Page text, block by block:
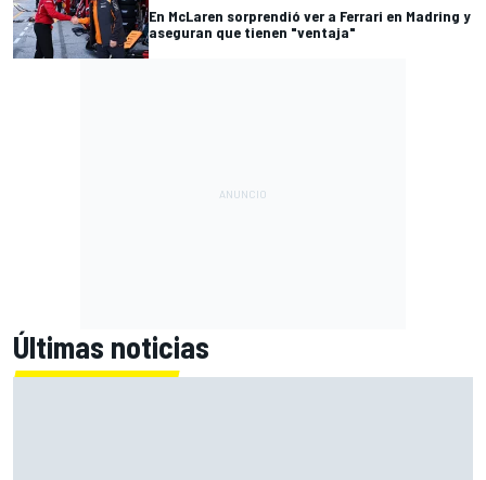
En McLaren sorprendió ver a Ferrari en Madring y
aseguran que tienen "ventaja"
Últimas noticias